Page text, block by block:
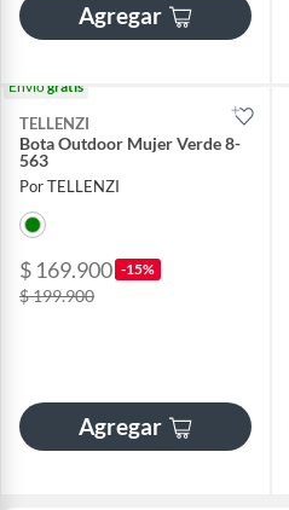
Agregar
Envíogratis
TELLENZI
Bota Outdoor Mujer Verde 8-
563
Por TELLENZI
$ 169.900 -15%
$ 199.900
Agregar